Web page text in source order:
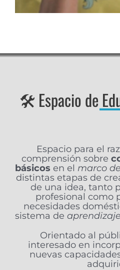
🛠 Espacio de
Espacio para el
comprensión sobre
básicos en el marco
distintas etapas de
de una idea, tanto
profesional como
necesidades
sistema de
Orientado al
interesado en
nuevas